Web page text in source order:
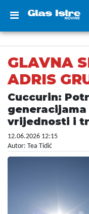
GLAVNA
ADRIS
Cuccurin:
vrijednosti i
12.06.2026 12:15
Autor: Tea Tidić